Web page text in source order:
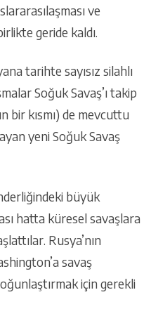
ve
geride kaldı.
tarihte sayısız silahlı
Soğuk Savaş’ı takip
bir kısmı) de mevcuttu
yeni Soğuk Savaş
büyük
hatta küresel savaşlara
Rusya’nın
savaş
için gerekli